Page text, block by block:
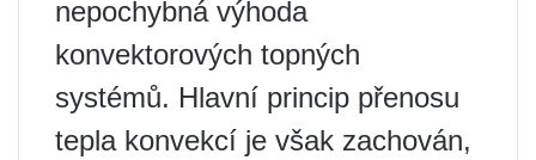
nepochybná výhoda
konvektorových topných
systémů. Hlavní princip přenosu
tepla konvekcí je však zachován,